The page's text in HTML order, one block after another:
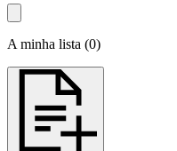
A minha lista (0)